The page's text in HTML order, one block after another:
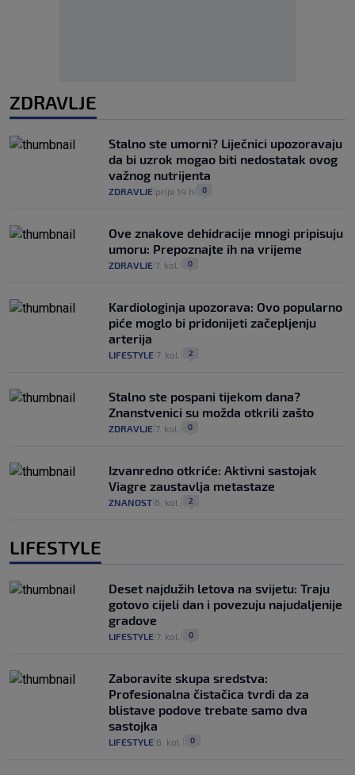
ZDRAVLJE
Stalno ste umorni? Liječnici upozoravaju
da bi uzrok mogao biti nedostatak ovog
važnog nutrijenta
ZDRAVLJE prije 14 h 0
Ove znakove dehidracije mnogi pripisuju
umoru: Prepoznajte ih na vrijeme
ZDRAVLJE 7. kol. 0
Kardiologinja upozorava: Ovo popularno
piće moglo bi pridonijeti začepljenju
arterija
LIFESTYLE 7. kol. 2
Stalno ste pospani tijekom dana?
Znanstvenici su možda otkrili zašto
ZDRAVLJE 7. kol. 0
Izvanredno otkriće: Aktivni sastojak
Viagre zaustavlja metastaze
ZNANOST 6. kol. 2
LIFESTYLE
Deset najdužih letova na svijetu: Traju
gotovo cijeli dan i povezuju najudaljenije
gradove
LIFESTYLE 7. kol. 0
Zaboravite skupa sredstva:
Profesionalna čistačica tvrdi da za
blistave podove trebate samo dva
sastojka
LIFESTYLE 6. kol. 0